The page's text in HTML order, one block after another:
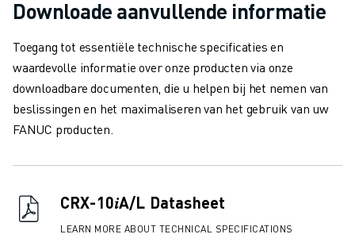
CONTACT
CONTACT
LOCATIES
COLOFON
Downloade aanvullende informatie
Toegang tot essentiële technische specificaties en
waardevolle informatie over onze producten via onze
downloadbare documenten, die u helpen bij het nemen van
beslissingen en het maximaliseren van het gebruik van uw
FANUC producten.
CRX-10𝑖A/L Datasheet
LEARN MORE ABOUT TECHNICAL SPECIFICATIONS